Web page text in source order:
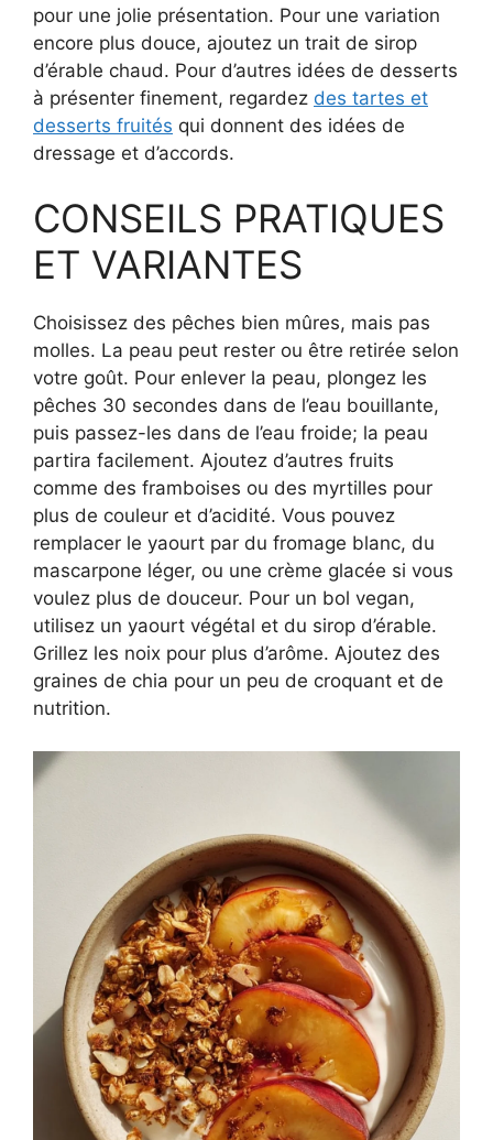
pour une jolie présentation. Pour une variation
encore plus douce, ajoutez un trait de sirop
d’érable chaud. Pour d’autres idées de desserts
à présenter finement, regardez des tartes et
desserts fruités qui donnent des idées de
dressage et d’accords.
CONSEILS PRATIQUES
ET VARIANTES
Choisissez des pêches bien mûres, mais pas
molles. La peau peut rester ou être retirée selon
votre goût. Pour enlever la peau, plongez les
pêches 30 secondes dans de l’eau bouillante,
puis passez-les dans de l’eau froide; la peau
partira facilement. Ajoutez d’autres fruits
comme des framboises ou des myrtilles pour
plus de couleur et d’acidité. Vous pouvez
remplacer le yaourt par du fromage blanc, du
mascarpone léger, ou une crème glacée si vous
voulez plus de douceur. Pour un bol vegan,
utilisez un yaourt végétal et du sirop d’érable.
Grillez les noix pour plus d’arôme. Ajoutez des
graines de chia pour un peu de croquant et de
nutrition.